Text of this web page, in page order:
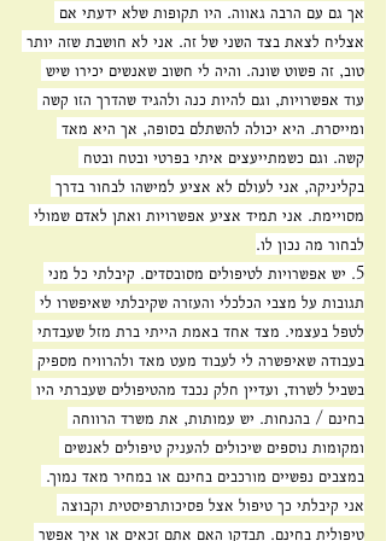
אך גם עם הרבה גאווה. היו תקופות שלא ידעתי אם
אצליח לצאת בצד השני של זה. אני לא חושבת שזה יותר
טוב, זה פשוט שונה. והיה לי חשוב שאנשים יכירו שיש
עוד אפשרויות, וגם להיות כנה ולהגיד שהדרך הזו קשה
ומייסרת. היא יכולה להשתלם בסופה, אך היא מאד
קשה. וגם כשמתייעצים איתי בפרטי ובטח ובטח
בקליניקה, אני לעולם לא אציע למישהו לבחור בדרך
מסויימת. אני תמיד אציע אפשרויות ואתן לאדם שמולי
לבחור מה נכון לו.
5. יש אפשרויות לטיפולים מסובסדים. קיבלתי כל מני
תגובות על מצבי הכלכלי והעזרה שקיבלתי שאיפשרו לי
לטפל בעצמי. מצד אחד באמת הייתי ברת מזל שעבדתי
בעבודה שאיפשרה לי לעבוד מעט מאד ולהרוויח מספיק
בשביל לשרוד, ועדיין חלק נכבד מהטיפולים שעברתי היו
בחינם / בהנחות. יש עמותות, את משרד הרווחה
ומקומות נוספים שיכולים להעניק טיפולים לאנשים
במצבים נפשיים מורכבים בחינם או במחיר מאד נמוך.
אני קיבלתי כך טיפול אצל פסיכותרפיסטית וקבוצה
טיפולית בחינם. תבדקו האם אתם זכאים או איך אפשר